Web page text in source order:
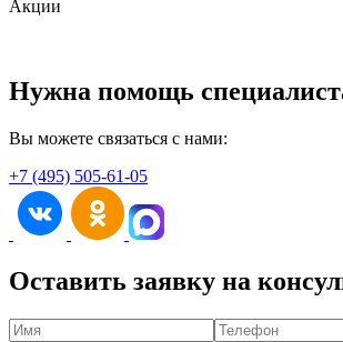
Акции
Нужна помощь
Вы можете связаться с нами:
+7 (495) 505-61-05
Оставить заявку на